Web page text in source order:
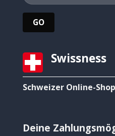
Swissness
Schweizer Online-
Deine